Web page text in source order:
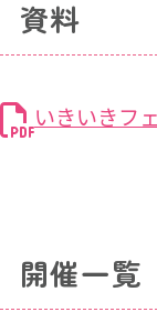
資料
いきいきフ
開催一覧